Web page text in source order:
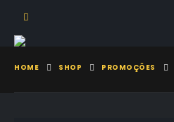
HOME SHOP PROMOÇÕES